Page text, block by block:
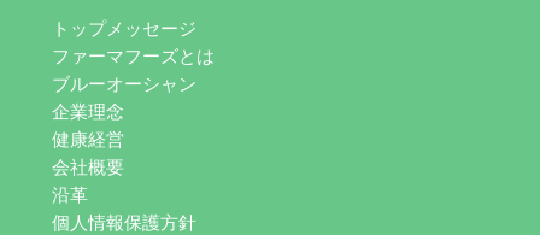
トップメッセージ
ファーマフーズとは
ブルーオーシャン
企業理念
健康経営
会社概要
沿革
個人情報保護方針